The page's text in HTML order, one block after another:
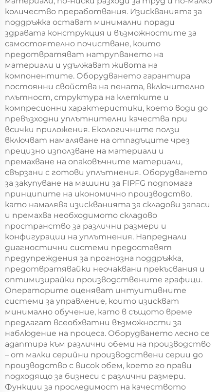
количество преработвания. Изискванията за
поддръжка остават минимални поради
здравата конструкция и възможностите за
самостоятелно почистване, които
предотвратяват натрупването на
материали и удължават живота на
компонентите. Оборудването гарантира
постоянни свойства на пената, включително
плътност, структура на клетките и
компресионни характеристики, което води до
превъзходни уплътнителни качества при
всички приложения. Екологичните ползи
включват намаляване на отпадъците чрез
прецизно използване на материали и
премахване на опаковъчните материали,
свързани с готови уплътнения. Оборудването
за закупуване на машини за FIPFG подпомага
принципите на икономично производство,
като намалява изискванията за складови запаси
и премахва необходимото складово
пространство за различни размери и
конфигурации на уплътнения. Напреднали
диагностични системи предоставят
предупреждения за прогнозна поддръжка,
предотвратявайки неочаквани прекъсвания и
оптимизирайки производствените графици.
Операторите оценяват интуитивните
системи за управление, които изискват
минимално обучение, като в същото време
предлагат всеобхватни възможности за
наблюдение на процеса. Оборудването лесно се
адаптира към различни обеми на производство
– от малки серийни производствени серии до
производство с висок обем, което го прави
подходящо за бизнеси с различни размери.
Функции за проследимост на качеството